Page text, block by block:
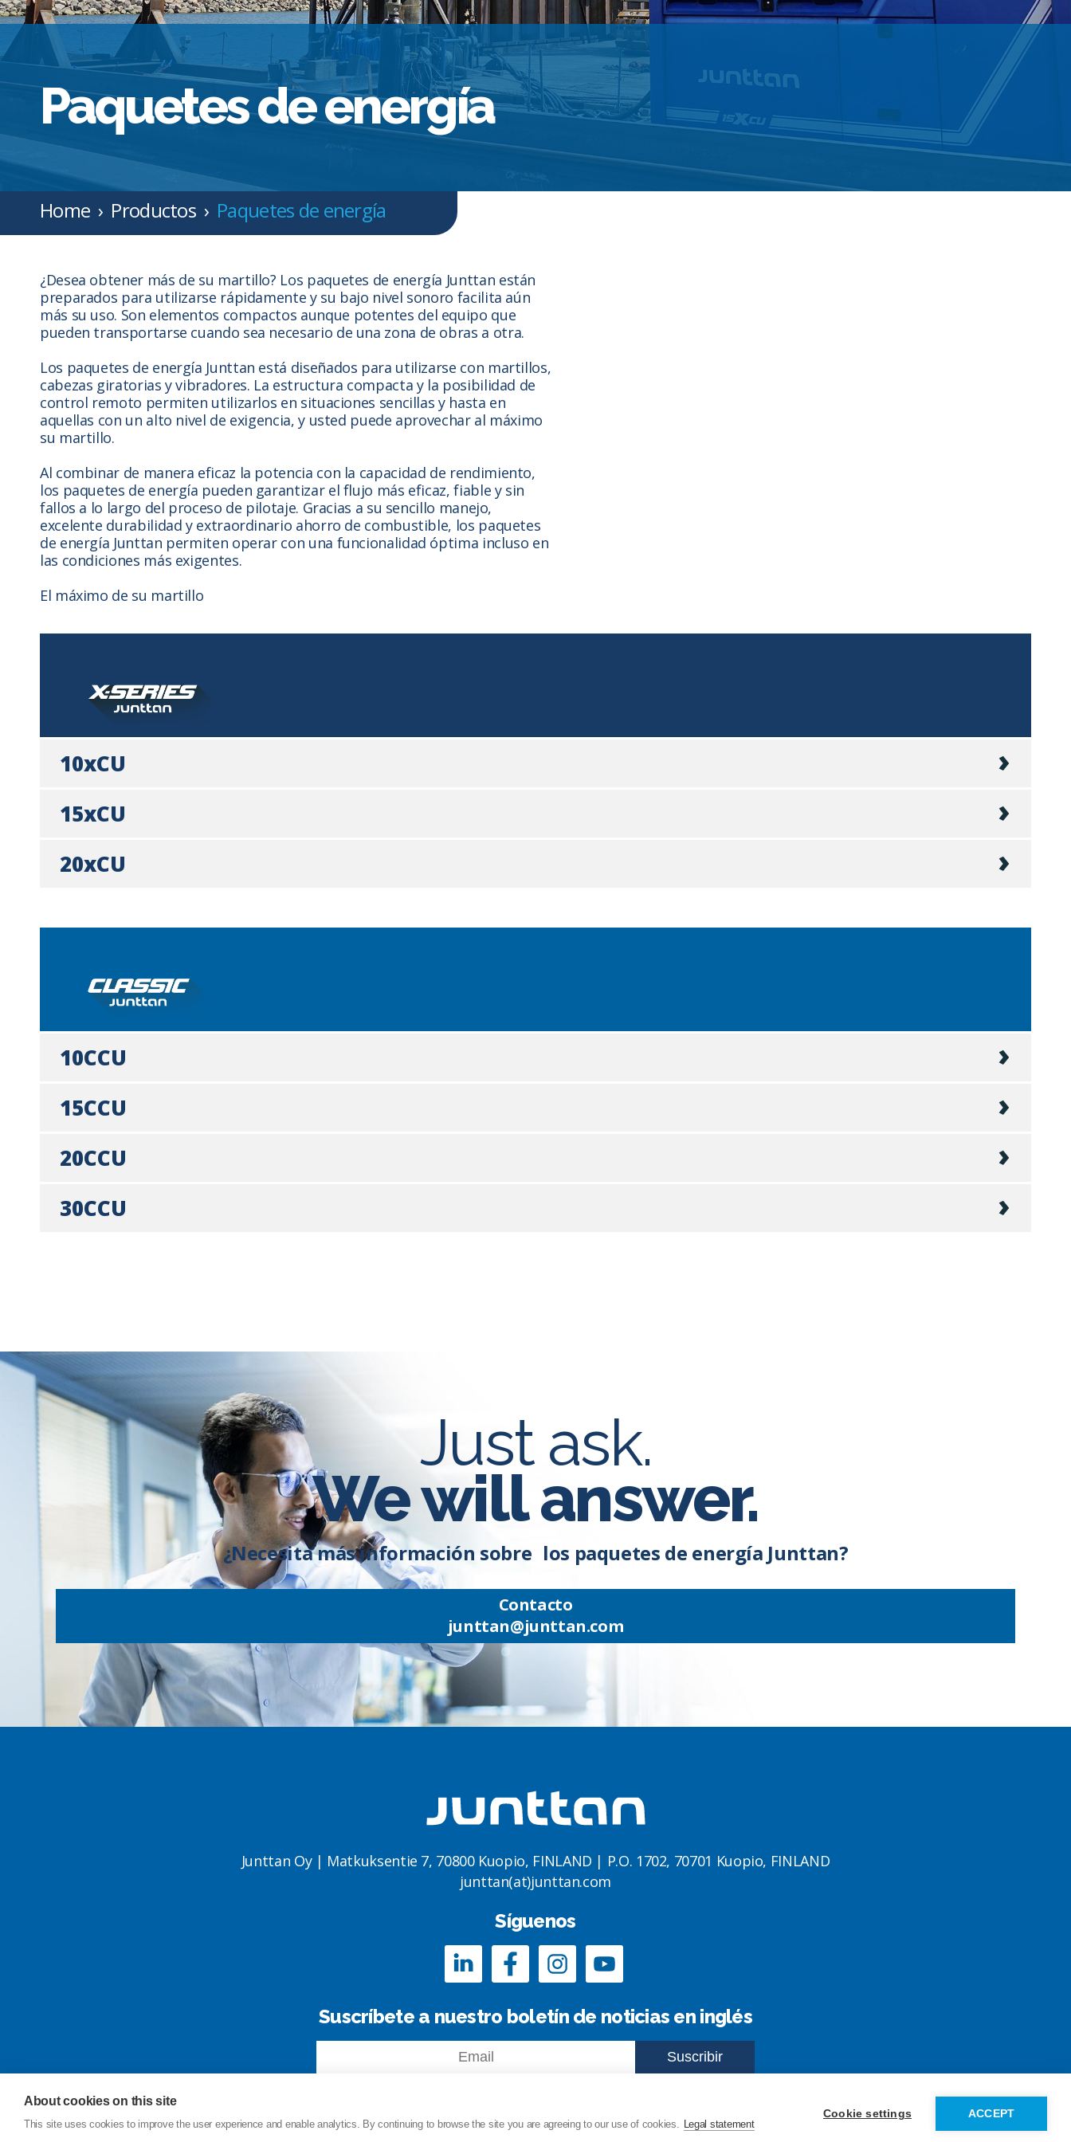
Paquetes de energía
Home Productos Paquetes de energía
¿Desea obtener más de su martillo? Los paquetes de energía Junttan están
preparados para utilizarse rápidamente y su bajo nivel sonoro facilita aún
más su uso. Son elementos compactos aunque potentes del equipo que
pueden transportarse cuando sea necesario de una zona de obras a otra.
Los paquetes de energía Junttan está diseñados para utilizarse con martillos,
cabezas giratorias y vibradores. La estructura compacta y la posibilidad de
control remoto permiten utilizarlos en situaciones sencillas y hasta en
aquellas con un alto nivel de exigencia, y usted puede aprovechar al máximo
su martillo.
Al combinar de manera eficaz la potencia con la capacidad de rendimiento,
los paquetes de energía pueden garantizar el flujo más eficaz, fiable y sin
fallos a lo largo del proceso de pilotaje. Gracias a su sencillo manejo,
excelente durabilidad y extraordinario ahorro de combustible, los paquetes
de energía Junttan permiten operar con una funcionalidad óptima incluso en
las condiciones más exigentes.
El máximo de su martillo
10xCU
15xCU
20xCU
10CCU
15CCU
20CCU
30CCU
Just ask.
We will answer.
¿Necesita más información sobre los paquetes de energía Junttan?
Contacto
junttan@junttan.com
Junttan Oy | Matkuksentie 7, 70800 Kuopio, FINLAND | P.O. 1702, 70701 Kuopio, FINLAND
junttan(at)junttan.com
Síguenos
Suscríbete a nuestro boletín de noticias en inglés
Contacto Índice del sitio Privacy Policy Aviso legal © Copyright Junttan Oy 2026
About cookies on this site
This site uses cookies to improve the user experience and enable analytics. By continuing to browse the site you are agreeing to our use of cookies. Legal statement
Cookie settings ACCEPT